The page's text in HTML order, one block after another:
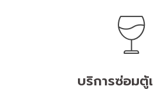
บริการซ่อมตู้